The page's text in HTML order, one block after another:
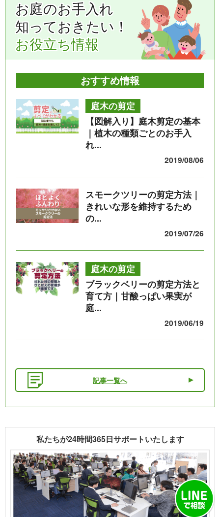
お庭のお手入れ
知っておきたい！
お役立ち情報
おすすめ情報
庭木の剪定
【図解入り】庭木剪定の基本
｜植木の種類ごとのお手入
れ...
2019/08/06
スモークツリーの剪定方法｜
きれいな形を維持するため
の...
2019/07/26
庭木の剪定
ブラックベリーの剪定方法と
育て方｜甘酸っぱい果実が
庭...
2019/06/19
記事一覧へ
私たちが24時間365日サポートいたします